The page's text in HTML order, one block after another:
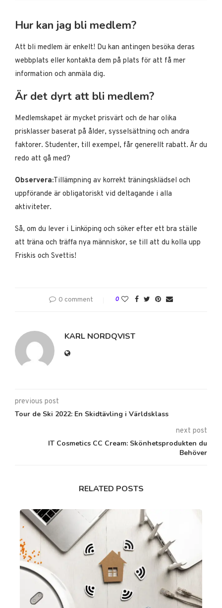
Hur kan jag bli medlem?
Att bli medlem är enkelt! Du kan antingen besöka deras
webbplats eller kontakta dem på plats för att få mer
information och anmäla dig.
Är det dyrt att bli medlem?
Medlemskapet är mycket prisvärt och de har olika
prisklasser baserat på ålder, sysselsättning och andra
faktorer. Studenter, till exempel, får generellt rabatt. Är du
redo att gå med?
Observera:Tillämpning av korrekt träningsklädsel och
uppförande är obligatoriskt vid deltagande i alla
aktiviteter.
Så, om du lever i Linköping och söker efter ett bra ställe
att träna och träffa nya människor, se till att du kolla upp
Friskis och Svettis!
0 comment 0
KARL NORDQVIST
previous post
Tour de Ski 2022: En Skidtävling i Världsklass
next post
IT Cosmetics CC Cream: Skönhetsprodukten du
Behöver
RELATED POSTS